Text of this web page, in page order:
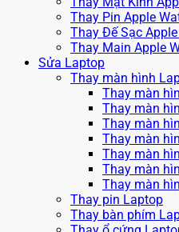
Thay Pin Apple
Thay Đế Sạc
Thay Main Apple
Sửa Laptop
Thay màn hình
Thay màn
Thay màn
Thay màn
Thay màn
Thay màn
Thay màn
Thay màn
Thay pin Laptop
Thay bàn phím